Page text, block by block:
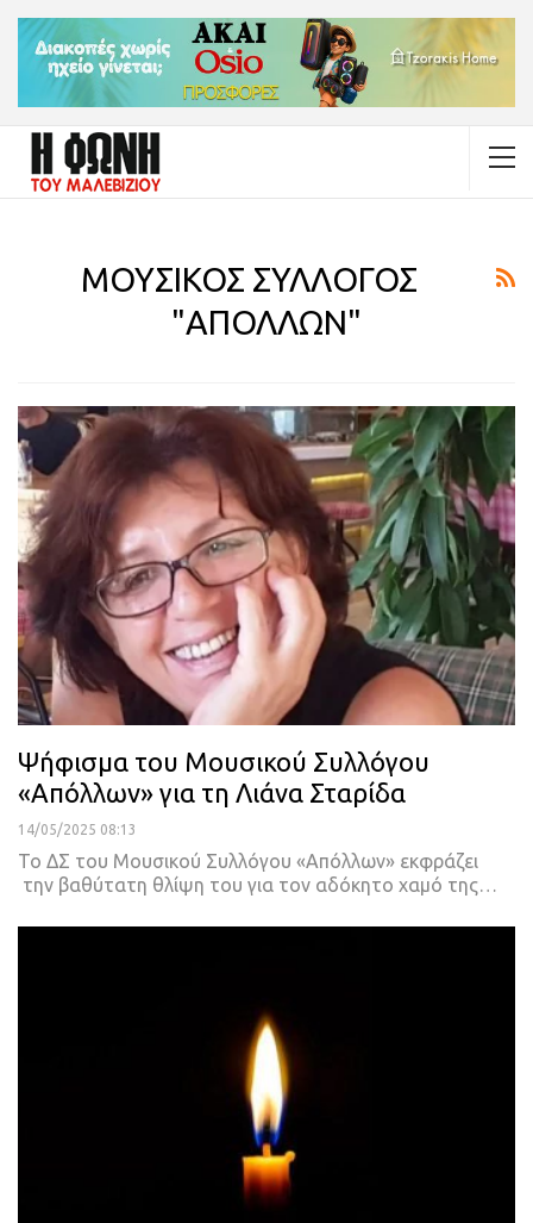
ΜΟΥΣΙΚΟΣ ΣΥΛΛΟΓΟΣ
"ΑΠΟΛΛΩΝ"
Ψήφισμα του Μουσικού Συλλόγου
«Απόλλων» για τη Λιάνα Σταρίδα
14/05/2025 08:13
Το ΔΣ του Μουσικού Συλλόγου «Απόλλων» εκφράζει
την βαθύτατη θλίψη του για τον αδόκητο χαμό της…